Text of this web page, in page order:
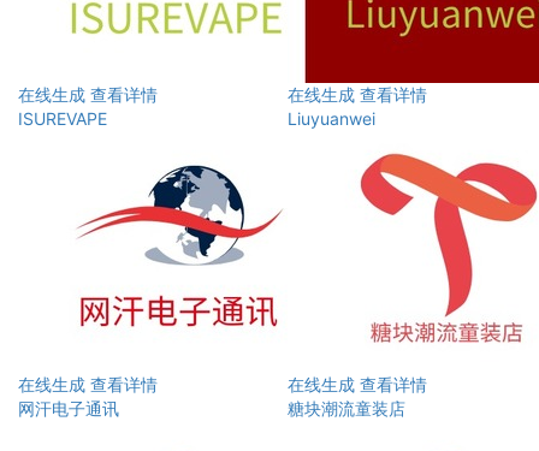
在线生成 查看详情
ISUREVAPE
在线生成 查看详情
Liuyuanwei
在线生成 查看详情
网汗电子通讯
在线生成 查看详情
糖块潮流童装店